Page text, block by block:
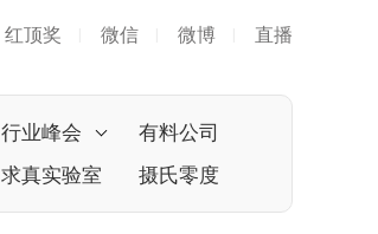
红顶奖 微信 微博 直播
行业峰会
有料公司
求真实验室
摄氏零度